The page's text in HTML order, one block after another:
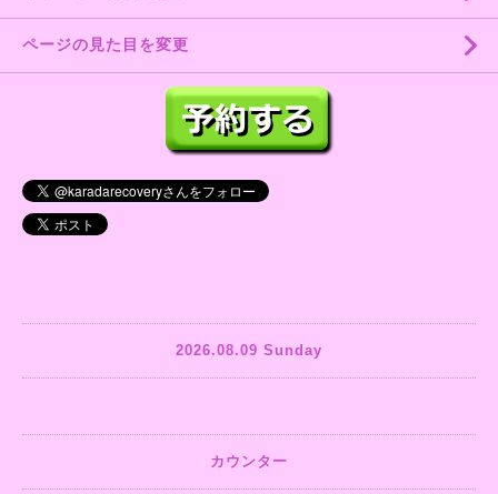
ページの見た目を変更
2026.08.09 Sunday
カウンター